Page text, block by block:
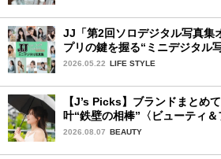
JJ「第2回ソロデジタル写真集
プリの鍵を握る“ミニデジタル
ファイナリストの個性あふれる
2026.05.22 LIFE STYLE
【J’s Picks】ブランドまとめ
叶“鉄壁の相棒”〈ビューティ
品〉
2026.08.07 BEAUTY